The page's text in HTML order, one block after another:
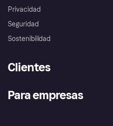
Privacidad
Seguridad
Sostenibilidad
Clientes
Inicio de sesión
Para empresas